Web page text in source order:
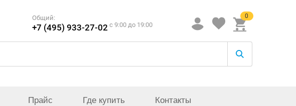
Общий:
+7 (495) 933-27-02 c 9:00 до 19:00
0
Прайс Где купить Контакты